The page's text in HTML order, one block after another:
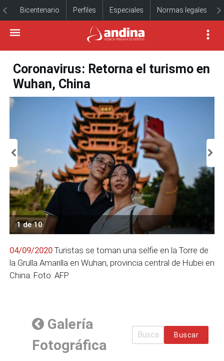
Bicentenario Perfiles Especiales Normas legales
Coronavirus: Retorna el turismo en
Wuhan, China
1 de 10
04/09/2020 Turistas se toman una selfie en la Torre de
la Grulla Amarilla en Wuhan, provincia central de Hubei en
China. Foto: AFP
Galería
Fotográfica
Buscar